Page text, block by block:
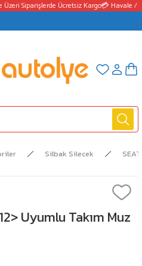
Siparişlerde Ücretsiz Kargo💳 Havale /
Silbak Silecek SEAT
Uyumlu Takım Muz